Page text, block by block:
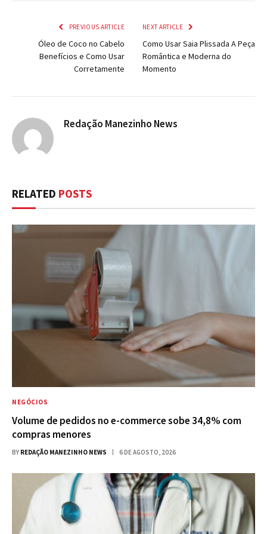
PREVIOUS ARTICLE
Óleo de Coco no Cabelo
Benefícios e Como Usar
Corretamente
NEXT ARTICLE
Como Usar Saia Plissada A Peça
Romântica e Moderna do
Momento
Redação Manezinho News
RELATED POSTS
NEGÓCIOS
Volume de pedidos no e-commerce sobe 34,8% com
compras menores
BY REDAÇÃO MANEZINHO NEWS 6 DE AGOSTO, 2026